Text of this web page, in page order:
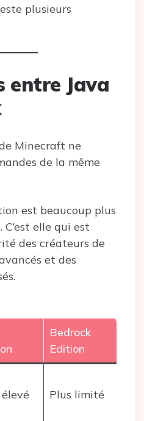
plusieurs
entre Java
Minecraft ne
de la même
est beaucoup plus
elle qui est
des créateurs de
et des
Bedrock
Edition
Plus limité